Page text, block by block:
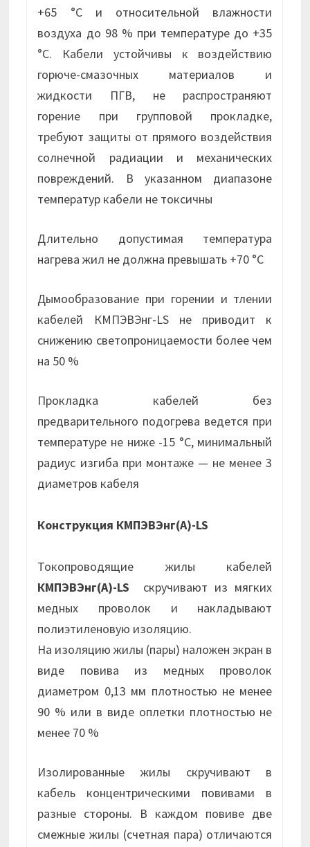
+65 °С и относительной влажности
воздуха до 98 % при температуре до +35
°С. Кабели устойчивы к воздействию
горюче-смазочных материалов и
жидкости ПГВ, не распространяют
горение при групповой прокладке,
требуют защиты от прямого воздействия
солнечной радиации и механических
повреждений. В указанном диапазоне
температур кабели не токсичны
Длительно допустимая температура
нагрева жил не должна превышать +70 °С
Дымообразование при горении и тлении
кабелей КМПЭВЭнг-LS не приводит к
снижению светопроницаемости более чем
на 50 %
Прокладка кабелей без
предварительного подогрева ведется при
температуре не ниже -15 °С, минимальный
радиус изгиба при монтаже — не менее 3
диаметров кабеля
Конструкция КМПЭВЭнг(А)-LS
Токопроводящие жилы кабелей
КМПЭВЭнг(А)-LS
скручивают из мягких
медных проволок и накладывают
полиэтиленовую изоляцию.
На изоляцию жилы (пары) наложен экран в
виде повива из медных проволок
диаметром 0,13 мм плотностью не менее
90 % или в виде оплетки плотностью не
менее 70 %
Изолированные жилы скручивают в
кабель концентрическими повивами в
разные стороны. В каждом повиве две
смежные жилы (счетная пара) отличаются